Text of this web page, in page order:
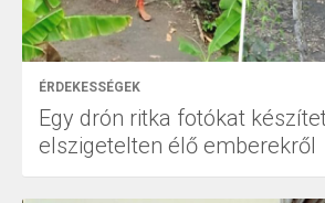
ÉRDEKESSÉGEK
Egy drón ritka fotókat
elszigetelten élő emberekről